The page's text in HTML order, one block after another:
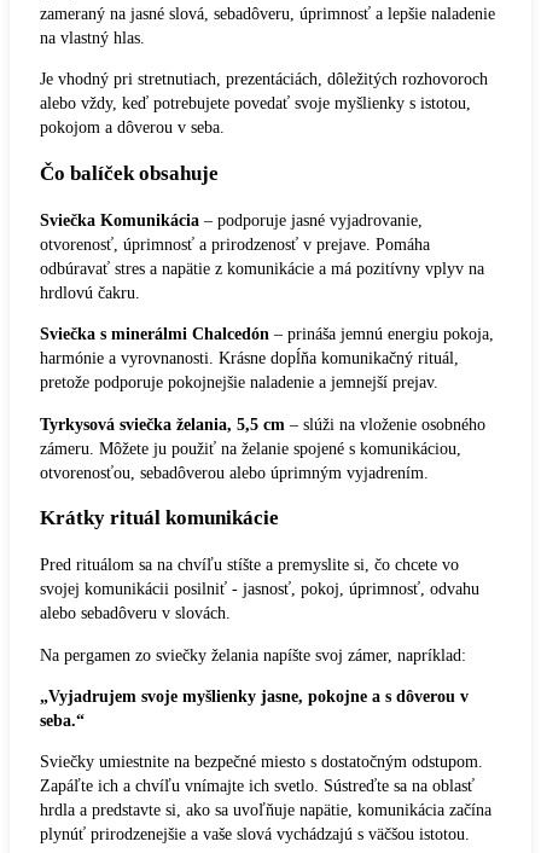
zameraný na jasné slová, sebadôveru, úprimnosť a lepšie naladenie
na vlastný hlas.
Je vhodný pri stretnutiach, prezentáciách, dôležitých rozhovoroch
alebo vždy, keď potrebujete povedať svoje myšlienky s istotou,
pokojom a dôverou v seba.
Čo balíček obsahuje
Sviečka Komunikácia – podporuje jasné vyjadrovanie,
otvorenosť, úprimnosť a prirodzenosť v prejave. Pomáha
odbúravať stres a napätie z komunikácie a má pozitívny vplyv na
hrdlovú čakru.
Sviečka s minerálmi Chalcedón – prináša jemnú energiu pokoja,
harmónie a vyrovnanosti. Krásne dopĺňa komunikačný rituál,
pretože podporuje pokojnejšie naladenie a jemnejší prejav.
Tyrkysová sviečka želania, 5,5 cm – slúži na vloženie osobného
zámeru. Môžete ju použiť na želanie spojené s komunikáciou,
otvorenosťou, sebadôverou alebo úprimným vyjadrením.
Krátky rituál komunikácie
Pred rituálom sa na chvíľu stíšte a premyslite si, čo chcete vo
svojej komunikácii posilniť - jasnosť, pokoj, úprimnosť, odvahu
alebo sebadôveru v slovách.
Na pergamen zo sviečky želania napíšte svoj zámer, napríklad:
„Vyjadrujem svoje myšlienky jasne, pokojne a s dôverou v
seba.“
Sviečky umiestnite na bezpečné miesto s dostatočným odstupom.
Zapáľte ich a chvíľu vnímajte ich svetlo. Sústreďte sa na oblasť
hrdla a predstavte si, ako sa uvoľňuje napätie, komunikácia začína
plynúť prirodzenejšie a vaše slová vychádzajú s väčšou istotou.